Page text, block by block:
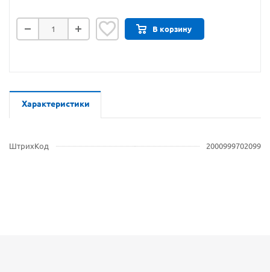
В корзину
Характеристики
ШтрихКод 2000999702099